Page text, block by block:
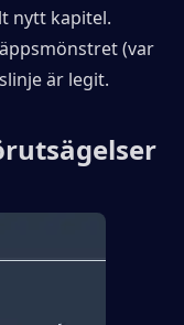
nytt kapitel.
(var
är legit.